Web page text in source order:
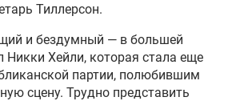
Тиллерсон.
и бездумный — в большей
Никки Хейли, которая стала еще
партии, полюбившим
сцену. Трудно представить